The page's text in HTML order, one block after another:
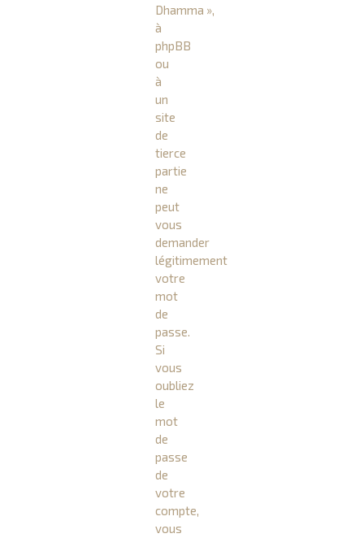
Dhamma »,
à
phpBB
ou
à
un
site
de
tierce
partie
ne
peut
vous
demander
légitimement
votre
mot
de
passe.
Si
vous
oubliez
le
mot
de
passe
de
votre
compte,
vous